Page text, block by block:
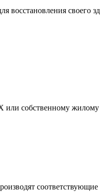
восстановления своего
собственному